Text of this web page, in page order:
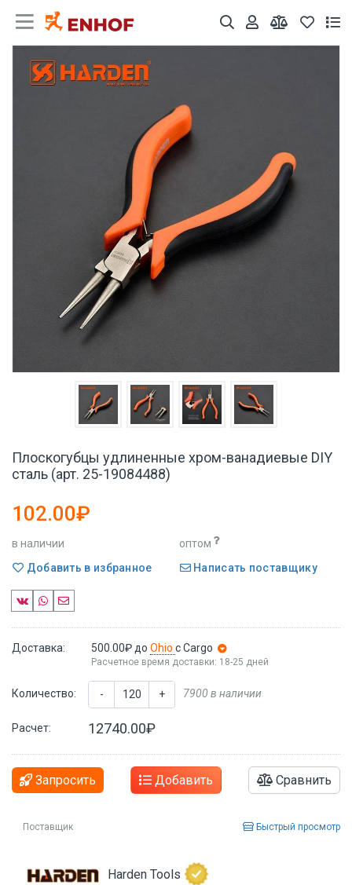
Плоскогубцы удлиненные хром-ванадиевые DIY
сталь (арт. 25-19084488)
102.00₽
в наличии
оптом
Добавить в избранное
Написать поставщику
Доставка: 500.00₽ до Ohio с Cargo
Расчетное время доставки: 18-25 дней
Количество: - + 7900 в наличии
Расчет: 12740.00₽
Запросить Добавить Сравнить
Поставщик Быстрый просмотр
Harden Tools